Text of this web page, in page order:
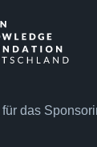
für das